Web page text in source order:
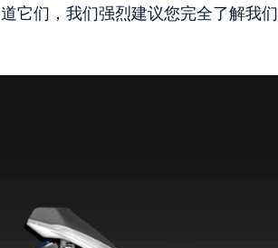
它们，我们强烈建议您完全了解我们